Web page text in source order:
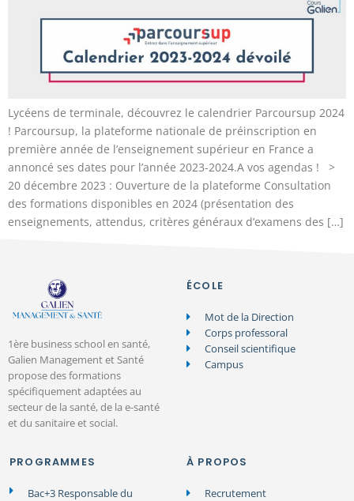
Lycéens de terminale, découvrez le calendrier Parcoursup 2024
!​ Parcoursup, la plateforme nationale de préinscription en
première année de l’enseignement supérieur en France a
annoncé ses dates pour l’année 2023-2024.A vos agendas ! >
20 décembre 2023 : Ouverture de la plateforme Consultation
des formations disponibles en 2024 (présentation des
enseignements, attendus, critères généraux d’examens des […]
1ère business school en santé,
Galien Management et Santé
propose des formations
spécifiquement adaptées au
secteur de la santé, de la e-santé
et du sanitaire et social.
ÉCOLE
Mot de la Direction
Corps professoral
Conseil scientifique
Campus
PROGRAMMES
Bac+3 Responsable du
À PROPOS
Recrutement